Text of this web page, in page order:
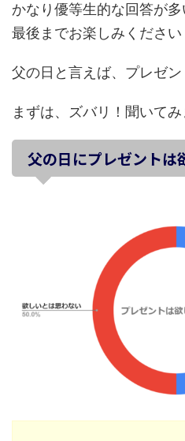
かなり優等生的な回答が多
最後までお楽しみください
父の日と言えば、プレゼン
まずは、ズバリ！聞いてみ
父の日にプレゼントは